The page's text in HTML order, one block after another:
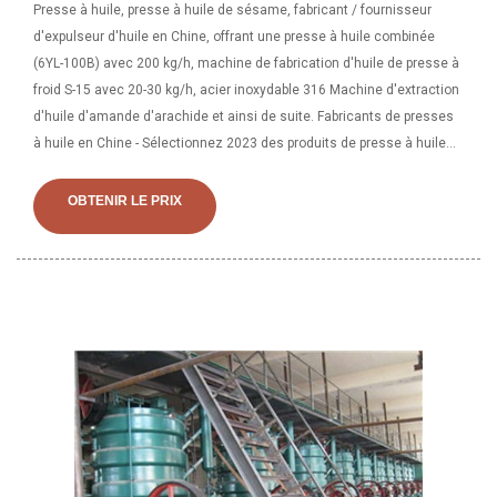
Presse à huile, presse à huile de sésame, fabricant / fournisseur
d'expulseur d'huile en Chine, offrant une presse à huile combinée
(6YL-100B) avec 200 kg/h, machine de fabrication d'huile de presse à
froid S-15 avec 20-30 kg/h, acier inoxydable 316 Machine d'extraction
d'huile d'amande d'arachide et ainsi de suite. Fabricants de presses
à huile en Chine - Sélectionnez 2023 des produits de presse à huile
de pompes à huile, de fournisseurs de machines à huile, de
grossistes et
OBTENIR LE PRIX